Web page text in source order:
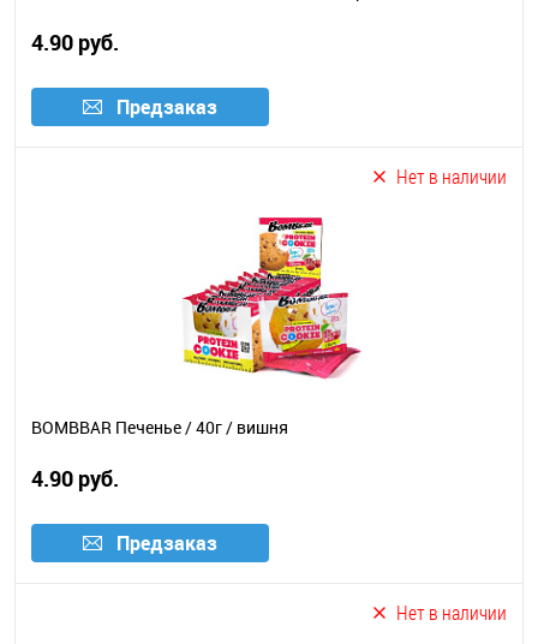
4.90 руб.
Предзаказ
Нет в наличии
BOMBBAR Печенье / 40г / вишня
4.90 руб.
Предзаказ
Нет в наличии